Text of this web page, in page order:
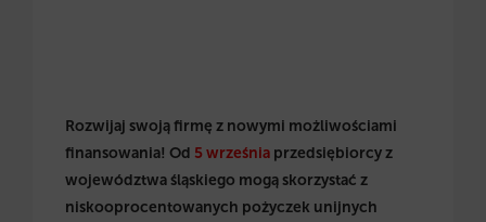
Rozwijaj swoją firmę z nowymi możliwościami
finansowania! Od 5 września przedsiębiorcy z
województwa śląskiego mogą skorzystać z
niskooprocentowanych pożyczek unijnych